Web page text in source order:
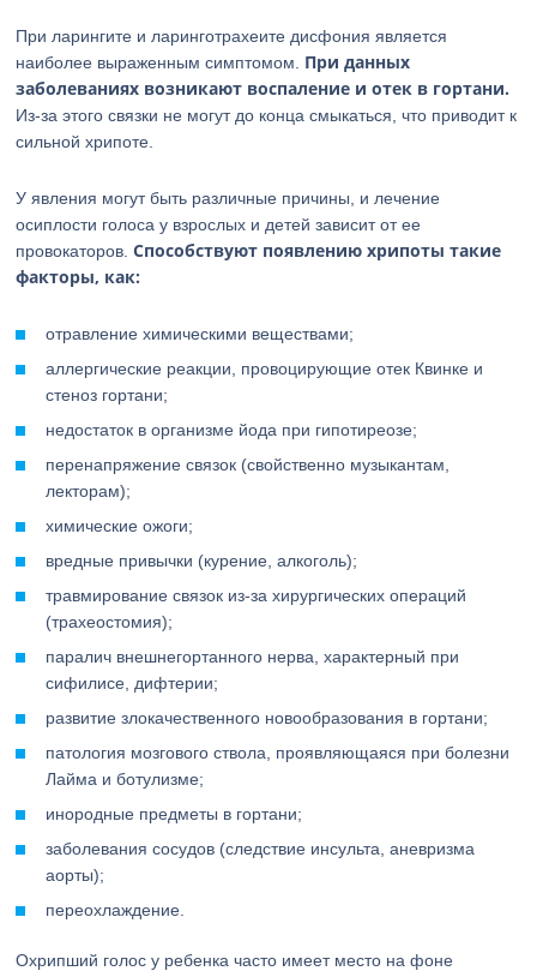
При ларингите и ларинготрахеите дисфония является
наиболее выраженным симптомом. При данных
заболеваниях возникают воспаление и отек в гортани.
Из-за этого связки не могут до конца смыкаться, что приводит к
сильной хрипоте.
У явления могут быть различные причины, и лечение
осиплости голоса у взрослых и детей зависит от ее
провокаторов.Способствуют появлению хрипоты такие
факторы, как:
отравление химическими веществами;
аллергические реакции, провоцирующие отек Квинке и
стеноз гортани;
недостаток в организме йода при гипотиреозе;
перенапряжение связок (свойственно музыкантам,
лекторам);
химические ожоги;
вредные привычки (курение, алкоголь);
травмирование связок из-за хирургических операций
(трахеостомия);
паралич внешнегортанного нерва, характерный при
сифилисе, дифтерии;
развитие злокачественного новообразования в гортани;
патология мозгового ствола, проявляющаяся при болезни
Лайма и ботулизме;
инородные предметы в гортани;
заболевания сосудов (следствие инсульта, аневризма
аорты);
переохлаждение.
Охрипший голос у ребенка часто имеет место на фоне